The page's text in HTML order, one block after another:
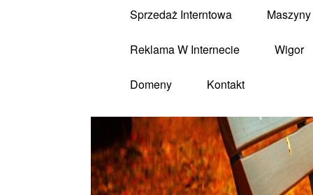
Sprzedaż Interntowa
Reklama W Internecie Wigor
Domeny Kontakt